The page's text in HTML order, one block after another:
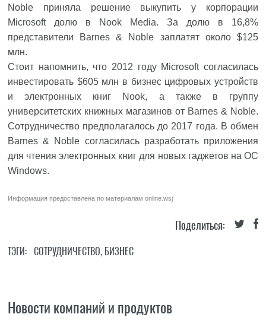
Noble приняла решение выкупить у корпорации
Microsoftдолю в Nook Media. За долю в 16,8%
представители Barnes & Noble заплатят около $125
млн.
Стоит напомнить, что 2012 году Microsoft согласилась
инвестировать $605 млн в бизнес цифровых устройств
и электронных книг Nook, а также в группу
университетских книжных магазинов от Barnes & Noble.
Сотрудничество предполагалось до 2017 года. В обмен
Barnes & Noble согласилась разработать приложения
для чтения электронных книг для новых гаджетов на ОС
Windows.
Информация предоставлена по материаламonline.wsj
Поделиться:
ТЭГИ: СОТРУДНИЧЕСТВО, БИЗНЕС
Новости компаний и продуктов